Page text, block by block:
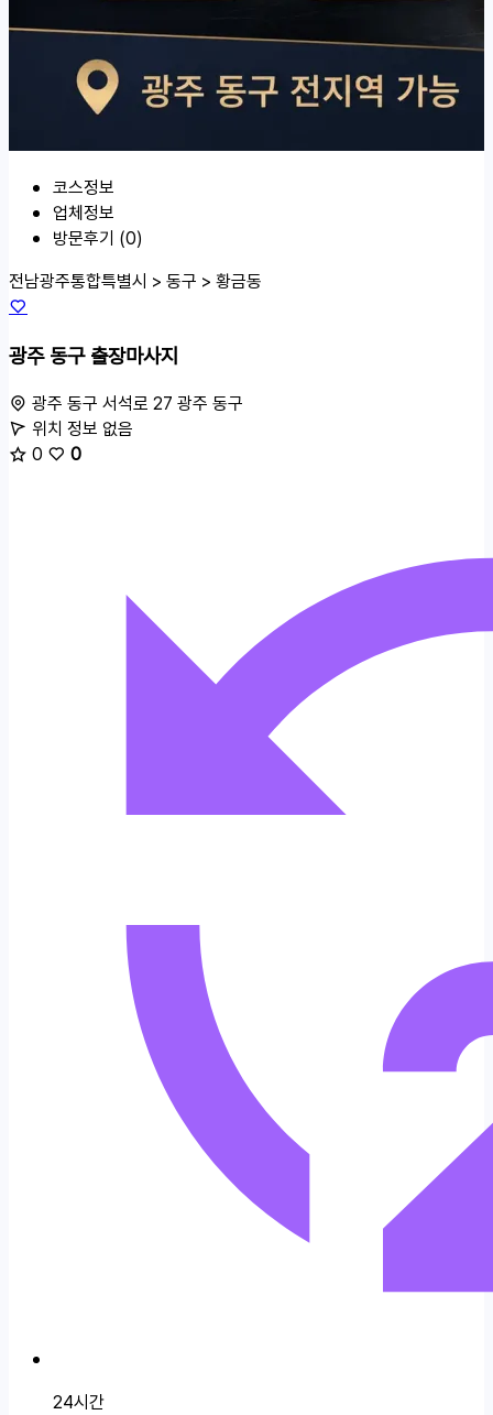
코스정보
업체정보
방문후기 (0)
전남광주통합특별시 > 동구 > 황금동
광주 동구 출장마사지
광주 동구 서석로 27 광주 동구
위치 정보 없음
0
0
24시간